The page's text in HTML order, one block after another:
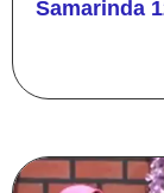
Samarinda